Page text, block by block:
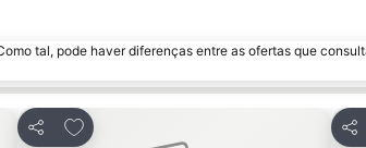
tal, pode haver diferenças entre as ofertas que
Partilhar
Adicionar aos favoritos